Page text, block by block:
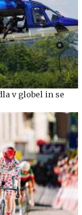
v globel in se